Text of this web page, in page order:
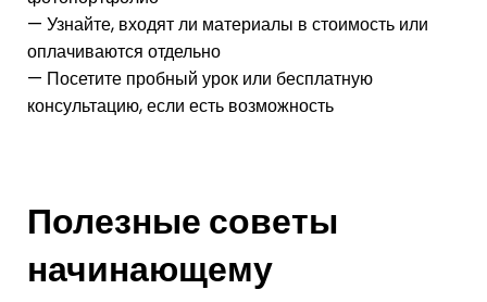
— Узнайте, входят ли материалы в стоимость или
оплачиваются отдельно
— Посетите пробный урок или бесплатную
консультацию, если есть возможность
Полезные советы
начинающему